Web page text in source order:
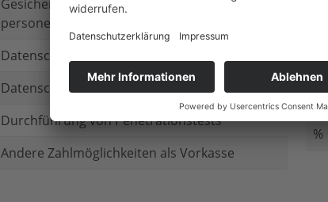
Gesicherte Verbindung bei
personenbezogenen Daten
Datenschutzerklärung
Datenschutzerklärung im Internet
Durchführung von Penetrationstests
Andere Zahlmöglichkeiten als Vorkasse
%